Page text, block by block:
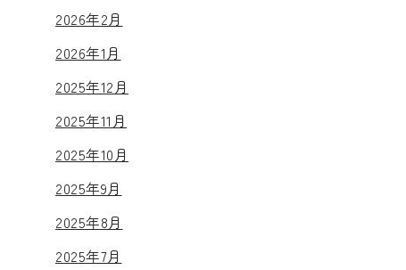
2026年2月
2026年1月
2025年12月
2025年11月
2025年10月
2025年9月
2025年8月
2025年7月